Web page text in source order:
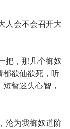
人会不会召开大
把，那几个御奴
都欲仙欲死，听
暂迷失心智，
沦为我御奴道阶